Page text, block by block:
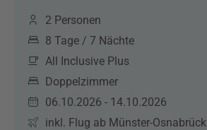
2 Personen
8 Tage / 7 Nächte
All Inclusive Plus
Doppelzimmer
06.10.2026 - 14.10.2026
inkl. Flug ab Münster-Osnabrück